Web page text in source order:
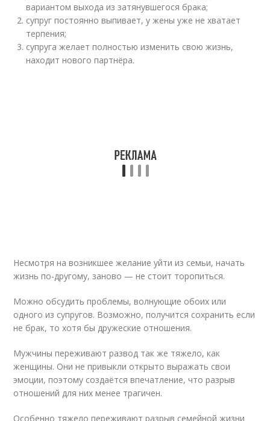
вариантом выхода из затянувшегося брака;
супруг постоянно выпивает, у жены уже не хватает
терпения;
супруга желает полностью изменить свою жизнь,
находит нового партнёра.
Несмотря на возникшее желание уйти из семьи, начать
жизнь по-другому, заново — не стоит торопиться.
Можно обсудить проблемы, волнующие обоих или
одного из супругов. Возможно, получится сохранить если
не брак, то хотя бы дружеские отношения.
Мужчины переживают развод так же тяжело, как
женщины. Они не привыкли открыто выражать свои
эмоции, поэтому создаётся впечатление, что разрыв
отношений для них менее трагичен.
Особенно тяжело переживают разрыв семейной жизни